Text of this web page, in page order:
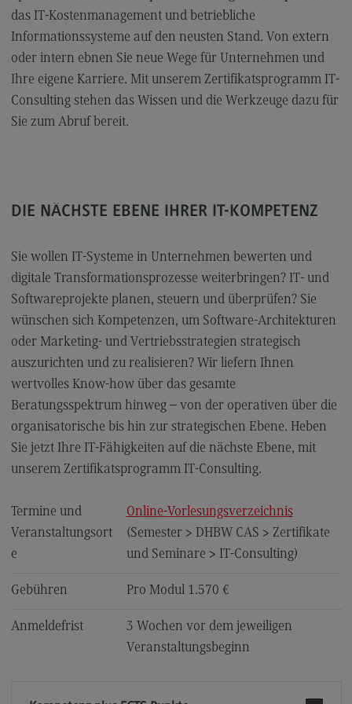
FAQ für Einzelpersonen
FAQ für Unternehmen und Einrichtungen
Satzungen
Die Hochschule
(External link)
DHBW
Kontakt
Ansprechpersonen
Wegbeschreibung
Kontaktformular
das IT-Kostenmanagement und betriebliche
Informationssysteme auf den neusten Stand. Von extern
oder intern ebnen Sie neue Wege für Unternehmen und
Ihre eigene Karriere. Mit unserem Zertifikatsprogramm IT-
Consulting stehen das Wissen und die Werkzeuge dazu für
Sie zum Abruf bereit.
DIE NÄCHSTE EBENE IHRER IT-KOMPETENZ
Sie wollen IT-Systeme in Unternehmen bewerten und
digitale Transformationsprozesse weiterbringen? IT- und
Softwareprojekte planen, steuern und überprüfen? Sie
wünschen sich Kompetenzen, um Software-Architekturen
oder Marketing- und Vertriebsstrategien strategisch
auszurichten und zu realisieren? Wir liefern Ihnen
wertvolles Know-how über das gesamte
Beratungsspektrum hinweg – von der operativen über die
organisatorische bis hin zur strategischen Ebene. Heben
Sie jetzt Ihre IT-Fähigkeiten auf die nächste Ebene, mit
unserem Zertifikatsprogramm IT-Consulting.
Termine und
Veranstaltungsort
e
Online-Vorlesungsverzeichnis
(Semester > DHBW CAS > Zertifikate
und Seminare > IT-Consulting)
Gebühren Pro Modul 1.570 €
Anmeldefrist
3 Wochen vor dem jeweiligen
Veranstaltungsbeginn